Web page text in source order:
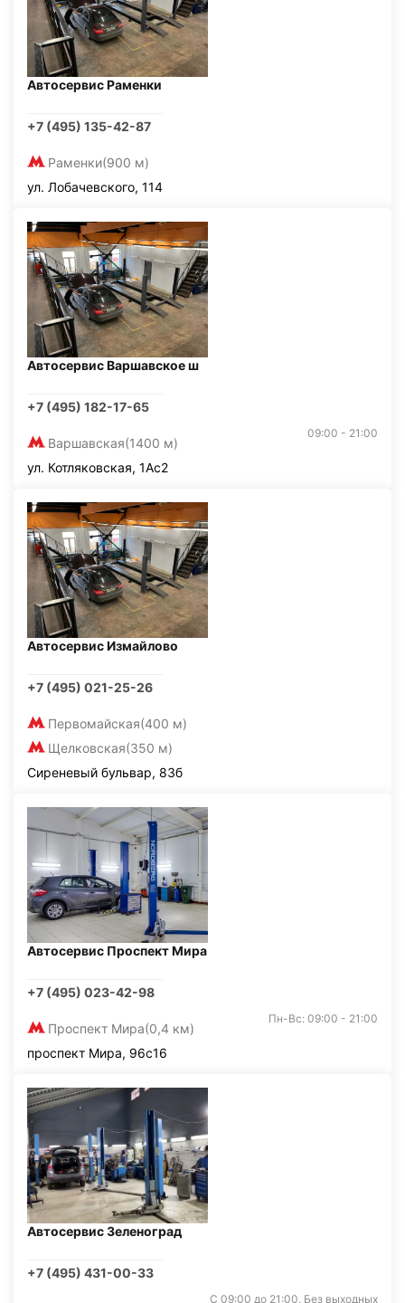
Автосервис Раменки
+7 (495) 135-42-87
Раменки(900 м)
ул. Лобачевского, 114
Автосервис Варшавское ш
+7 (495) 182-17-65
Варшавская(1400 м)
09:00 - 21:00
ул. Котляковская, 1Ас2
Автосервис Измайлово
+7 (495) 021-25-26
Первомайская(400 м)
Щелковская(350 м)
Сиреневый бульвар, 83б
Автосервис Проспект Мира
+7 (495) 023-42-98
Проспект Мира(0,4 км)
Пн-Вс: 09:00 - 21:00
проспект Мира, 96с16
Автосервис Зеленоград
+7 (495) 431-00-33
С 09:00 до 21:00. Без выходных